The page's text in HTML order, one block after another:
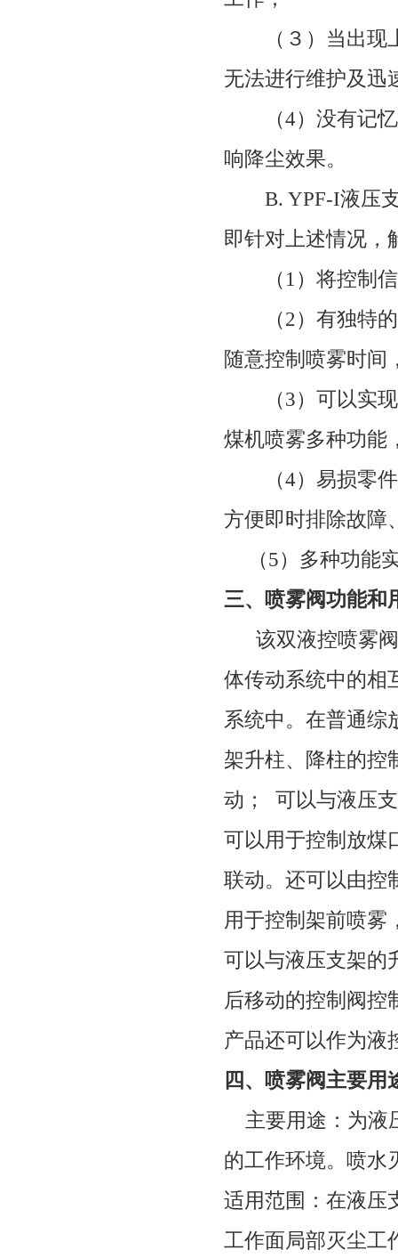
（３）当出现上
无法进行维护及迅
（4）没有记
响降尘效果。
B. YPF-I液压
即针对上述情况，
（ 1 ）将控制
（2）有独特
随意控制喷雾时间
（3）可以实
煤机喷雾多种功能
（4）易损零
方便即时排除故障
（5）多种功能
三、喷雾阀功能和
该双液控喷雾
体传动系统中的相
系统中。在普通综
架升柱、降柱的控
动；
可以与液压
可以用于控制放煤
联动。还可以由控
用于控制架前喷雾
可以与液压支架的
后移动的控制阀控
产品还可以作为液
四、喷雾阀主要用
主要用途：为液
的工作环境。喷水
适用范围：在液压
工作面局部灭尘工